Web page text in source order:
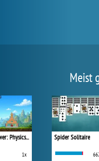
One Shot Tower: Physics Destroyer
1x
Meist
Spider Solitaire